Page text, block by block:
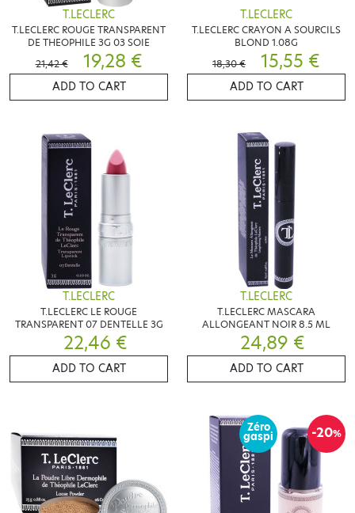
T.LECLERC
T.LECLERC ROUGE TRANSPARENT
DE THEOPHILE 3G 03 SOIE
21,42 €
19,28 €
ADD TO CART
T.LECLERC
T.LECLERC CRAYON A SOURCILS
BLOND 1.08G
18,30 €
15,55 €
ADD TO CART
T.LECLERC
T.LECLERC LE ROUGE
TRANSPARENT 07 DENTELLE 3G
22,46 €
ADD TO CART
T.LECLERC
T.LECLERC MASCARA
ALLONGEANT NOIR 8.5 ML
24,89 €
ADD TO CART
-20%
Zéro
gaspi